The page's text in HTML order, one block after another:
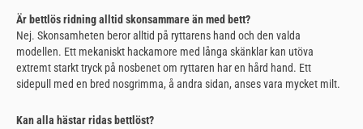
Är bettlös ridning alltid skonsammare än med bett?
Nej. Skonsamheten beror alltid på ryttarens hand och den valda
modellen. Ett mekaniskt hackamore med långa skänklar kan utöva
extremt starkt tryck på nosbenet om ryttaren har en hård hand. Ett
sidepull med en bred nosgrimma, å andra sidan, anses vara mycket milt.
Kan alla hästar ridas bettlöst?